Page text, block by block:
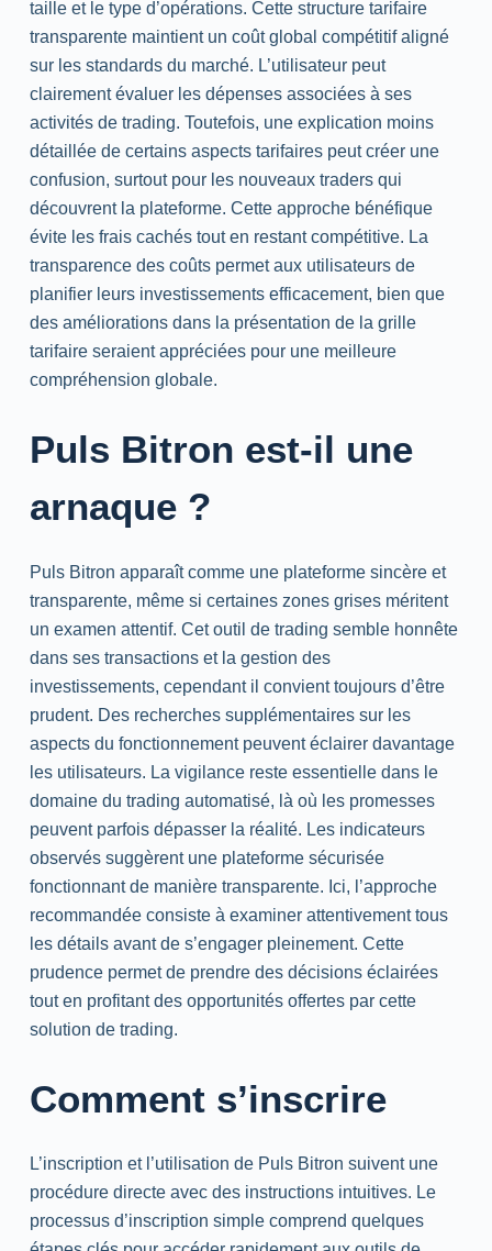
taille et le type d’opérations. Cette structure tarifaire
transparente maintient un coût global compétitif aligné
sur les standards du marché. L’utilisateur peut
clairement évaluer les dépenses associées à ses
activités de trading. Toutefois, une explication moins
détaillée de certains aspects tarifaires peut créer une
confusion, surtout pour les nouveaux traders qui
découvrent la plateforme. Cette approche bénéfique
évite les frais cachés tout en restant compétitive. La
transparence des coûts permet aux utilisateurs de
planifier leurs investissements efficacement, bien que
des améliorations dans la présentation de la grille
tarifaire seraient appréciées pour une meilleure
compréhension globale.
Puls Bitron est-il une
arnaque ?
Puls Bitron apparaît comme une plateforme sincère et
transparente, même si certaines zones grises méritent
un examen attentif. Cet outil de trading semble honnête
dans ses transactions et la gestion des
investissements, cependant il convient toujours d’être
prudent. Des recherches supplémentaires sur les
aspects du fonctionnement peuvent éclairer davantage
les utilisateurs. La vigilance reste essentielle dans le
domaine du trading automatisé, là où les promesses
peuvent parfois dépasser la réalité. Les indicateurs
observés suggèrent une plateforme sécurisée
fonctionnant de manière transparente. Ici, l’approche
recommandée consiste à examiner attentivement tous
les détails avant de s’engager pleinement. Cette
prudence permet de prendre des décisions éclairées
tout en profitant des opportunités offertes par cette
solution de trading.
Comment s’inscrire
L’inscription et l’utilisation de Puls Bitron suivent une
procédure directe avec des instructions intuitives. Le
processus d’inscription simple comprend quelques